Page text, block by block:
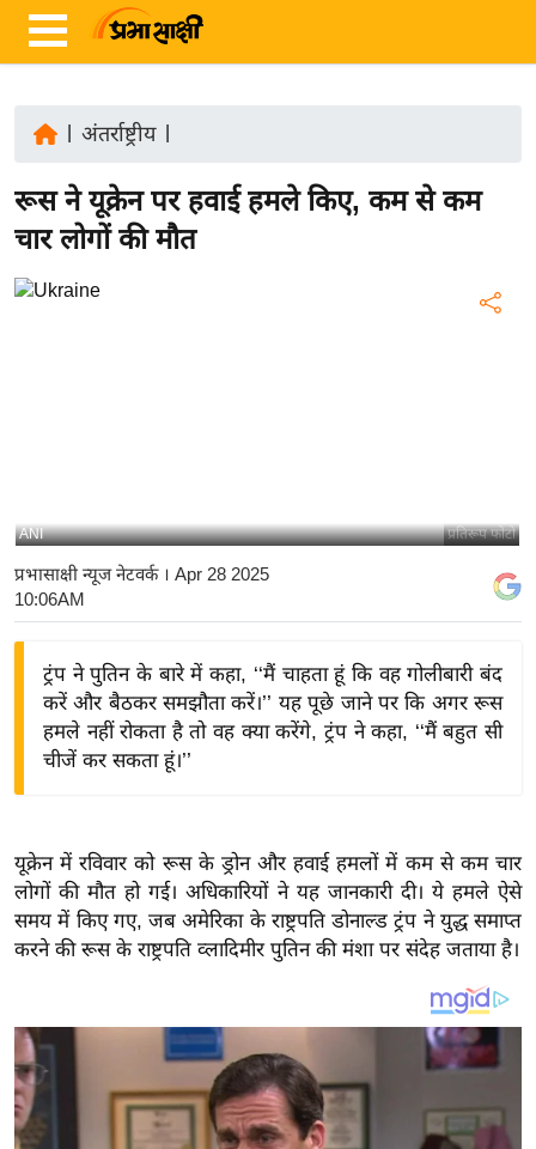
ज़ा
ख
र
ष्ट्री
य
बि
द्यो
ग
त
वि
शे
रा
य
ब
अंतर्राष्ट्रीय|
रूस ने यूक्रेन पर हवाई हमले किए, कम से कम
चार लोगों की मौत
प्रतिरूप फोटो
ANI
प्रभासाक्षी न्यूज नेटवर्क। Apr 28 2025
10:06AM
ट्रंप ने पुतिन के बारे में कहा, ‘‘मैं चाहता हूं कि वह गोलीबारी बंद
करें और बैठकर समझौता करें।’’ यह पूछे जाने पर कि अगर रूस
हमले नहीं रोकता है तो वह क्या करेंगे, ट्रंप ने कहा, ‘‘मैं बहुत सी
चीजें कर सकता हूं।’’
यूक्रेन में रविवार को रूस के ड्रोन और हवाई हमलों में कम से कम चार
लोगों की मौत हो गई। अधिकारियों ने यह जानकारी दी। ये हमले ऐसे
समय में किए गए, जब अमेरिका के राष्ट्रपति डोनाल्ड ट्रंप ने युद्ध समाप्त
करने की रूस के राष्ट्रपति व्लादिमीर पुतिन की मंशा पर संदेह जताया है।